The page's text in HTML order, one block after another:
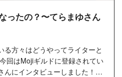
ったの？〜てらまゆさん
る方々はどうやってライターと
回はMojiギルドに登録されてい
んにインタビューしました！…